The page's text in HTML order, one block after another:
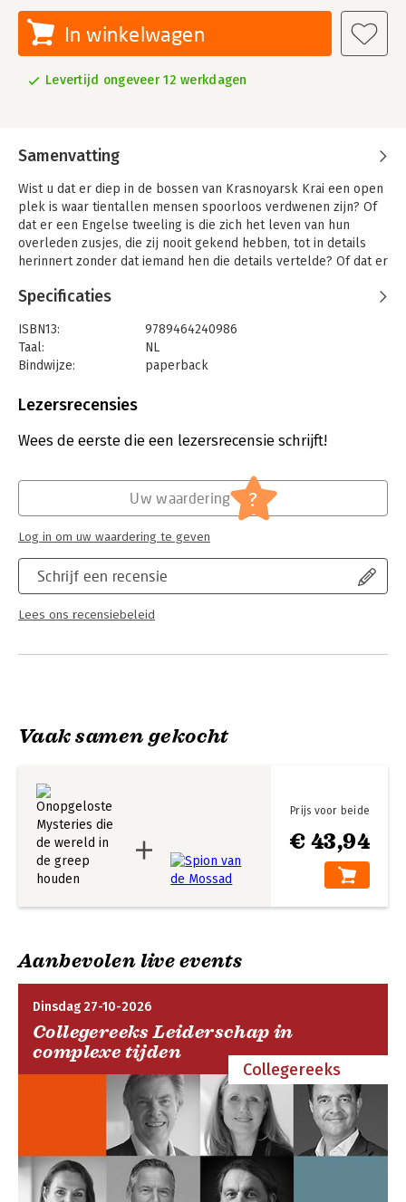
In winkelwagen
Levertijd ongeveer 12 werkdagen
Samenvatting
Wist u dat er diep in de bossen van Krasnoyarsk Krai een open
plek is waar tientallen mensen spoorloos verdwenen zijn? Of
dat er een Engelse tweeling is die zich het leven van hun
overleden zusjes, die zij nooit gekend hebben, tot in details
herinnert zonder dat iemand hen die details vertelde? Of dat er
oefenvlucht verdween zonder ook maar een spoor achter te
enkele behoefte aan roem of aandacht heeft, tot op de dag van
vandaag volhoudt dat hij door een UFO ontvoerd is?
dit boek. Na het lezen kijkt u voor altijd anders naar de wereld.
Specificaties
ISBN13:
9789464240986
Taal:
NL
Bindwijze:
paperback
Uitgever:
Verschijningsdatum:
1-3-2021
Literatuur en romans
Lezersrecensies
Wees de eerste die een lezersrecensie schrijft!
Schrijf een recensie
Lees ons recensiebeleid
Uw waardering ?
Log in om uw waardering te geven
Vaak samen gekocht
€ 43,94
Prijs voor beide
Aanbevolen live events
Dinsdag 27-10-2026
Collegereeks Leiderschap in
complexe tijden
Collegereeks